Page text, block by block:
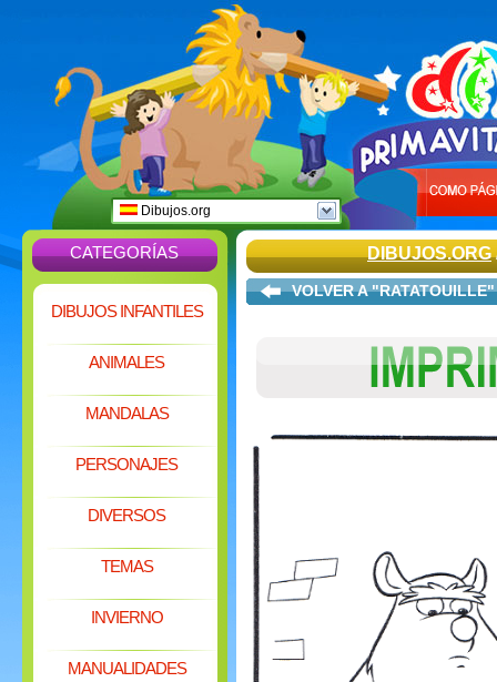
Dibujos.org
CATEGORÍAS
DIBUJOS INFANTILES
ANIMALES
MANDALAS
PERSONAJES
DIVERSOS
TEMAS
INVIERNO
MANUALIDADES
DIBUJOS.ORG
VOLVER A "RATATOUILLE"